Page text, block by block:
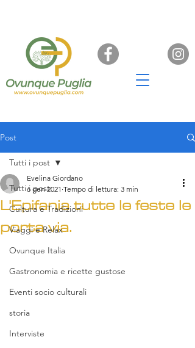
Post
Tutti i post
Cultura e Tradizioni
Viaggi e Relax
Ovunque Italia
Gastronomia e ricette gustose
Eventi socio culturali
storia
Interviste
Tutti i post
L'Epifania tutte le feste le
porta via.
Evelina Giordano
6 gen 2021 Tempo di lettura: 3 min